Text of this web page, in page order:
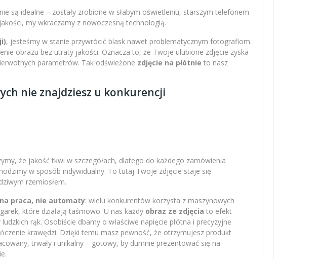
są idealne – zostały zrobione w słabym oświetleniu, starszym telefonem
my wkraczamy z nowoczesną technologią.
, jesteśmy w stanie przywrócić blask nawet problematycznym fotografiom.
obrazu bez utraty jakości. Oznacza to, że Twoje ulubione zdjęcie zyska
parametrów. Tak odświeżone zdjęcie na płótnie to nasz
nie znajdziesz u konkurencji
że jakość tkwi w szczegółach, dlatego do każdego zamówienia
w sposób indywidualny. To tutaj Twoje zdjęcie staje się
rzemiosłem.
praca, nie automaty: wielu konkurentów korzysta z maszynowych
które działają taśmowo. U nas każdy obraz ze zdjęcia to efekt
ludzkich rąk. Osobiście dbamy o właściwe napięcie płótna i precyzyjne
krawędzi. Dzięki temu masz pewność, że otrzymujesz produkt
trwały i unikalny – gotowy, by dumnie prezentować się na